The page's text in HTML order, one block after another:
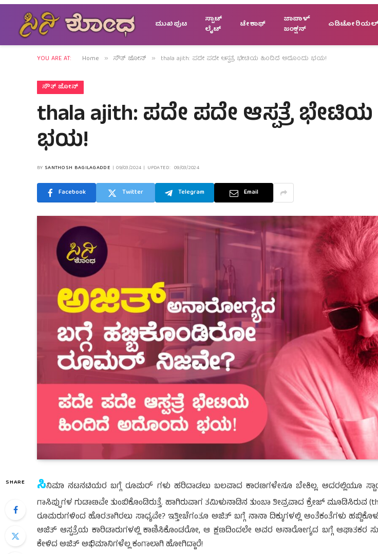
ಮುಖಪುಟ
ಸ್ಪಾಟ್
ಲೈಟ್
ಟೇಕಾಫ್
ಜಾಪಾಳ್
ಜಂಕ್ಷನ್
ಎಡಿಟೋರಿಯಲ್
YOU ARE AT: Home » ಸೌತ್ ಜೋನ್ » thala ajith: ಪದೇ ಪದೇ ಆಸ್ಪತ್ರೆ ಭೇಟಿಯ ಹಿಂದಿದೆ ಅದೊಂದು ಭಯ!
ಸೌತ್ ಜೋನ್
thala ajith: ಪದೇ ಪದೇ ಆಸ್ಪತ್ರೆ
ಭಯ!
BY SANTHOSH BAGILAGADDE 09/03/2024 UPDATED: 09/03/2024
Facebook Twitter Telegram Email
SHARE ಸಿನಿಮಾ ನಟನಟಿಯರ ಬಗ್ಗೆ ರೂಮರ್ ಗಳು ಹರಿದಾಡಲು ಬಲವಾದ ಕಾರಣಗಳೇನೂ ಬೇಕಿಲ್ಲ. ಅದರಲ್ಲಿಯೂ ಸ್ಟಾರ್
ಗಾಸಿಪ್ಪುಗಳ ಗುಡಾಣವೇ ತುಂಬಿಕೊಂಡಿರುತ್ತೆ. ಹಾಗಿರುವಾಗ ತಮಿಳುನಾಡಿನ ತುಂಬಾ ತೀವ್ರವಾದ ಕ್ರೇಜ್ ಮೂಡಿಸಿರುವ
ರೂಮರುಗಳಿಂದ ಹೊರತಾಗಿರಲು ಸಾಧ್ಯವೇ? ಇತ್ತೀಚೆಗಂತೂ ಅಜಿತ್ ಬಗ್ಗೆ ನಾನಾ ದಿಕ್ಕುಗಳಲ್ಲಿ ಅಂತೆಕಂತೆಗಳು
ಅಜಿತ್ ಆಸ್ಪತ್ರೆಯ ಕಾರಿಡಾರುಗಳಲ್ಲಿ ಕಾಣಿಸಿಕೊಂಡರೋ, ಆ ಕ್ಷಣದಿಂದಲೇ ಅವರ ಅನಾರೋಗ್ಯದ ಬಗ್ಗೆ ಆಘಾತಕರ
ಕೇಳಿದ ಅಜಿತ್ ಅಭಿಮಾನಿಗಳೆಲ್ಲ ಕಂಗಾಲಾಗಿ ಹೋಗಿದ್ದಾರೆ!